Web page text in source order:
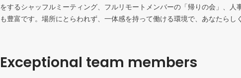
をするシャッフルミーティング、フルリモートメンバーの「帰りの会」、人
も豊富です。場所にとらわれず、一体感を持って働ける環境で、あなたらし
Exceptional team members